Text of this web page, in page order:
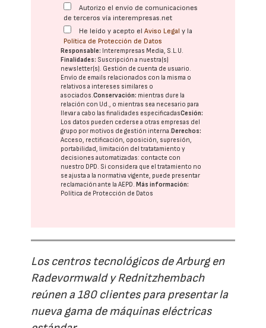
Autorizo el envío de comunicaciones
de terceros vía interempresas.net
He leído y acepto elAviso Legal y la
Política de Protección de Datos
Responsable: Interempresas Media, S.L.U.
Finalidades: Suscripción a nuestra(s)
newsletter(s). Gestión de cuenta de usuario.
Envío de emails relacionados con la misma o
relativos a intereses similares o
asociados.Conservación: mientras dure la
relación con Ud., o mientras sea necesario para
llevar a cabo las finalidades especificadasCesión:
Los datos pueden cederse a otras empresas del
grupo por motivos de gestión interna.Derechos:
Acceso, rectificación, oposición, supresión,
portabilidad, limitación del tratatamiento y
decisiones automatizadas: contacte con
nuestro DPD. Si considera que el tratamiento no
se ajusta a la normativa vigente, puede presentar
reclamación ante laAEPD.Más información:
Política de Protección de Datos
Los centros tecnológicos de Arburg en
Radevormwald y Rednitzhembach
reúnen a 180 clientes para presentar la
nueva gama de máquinas eléctricas